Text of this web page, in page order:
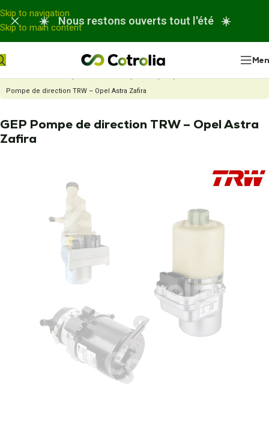
Panneau de gestion des cookies
Skip to navigation
Skip to main content
☀️ Nous restons ouverts tout l'été ☀️
Accueil Nos réparations Réparation pompe de direction
GEP
Pompe de direction TRW – Opel Astra Zafira
GEP Pompe de direction TRW – Opel Astra
Zafira